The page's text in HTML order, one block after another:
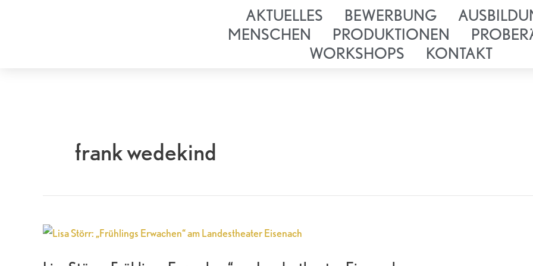
AKTUELLES BEWERBUNG
MENSCHEN
PRODUKTIONEN
WORKSHOPS
KONTAKT
frank wedekind
Lisa